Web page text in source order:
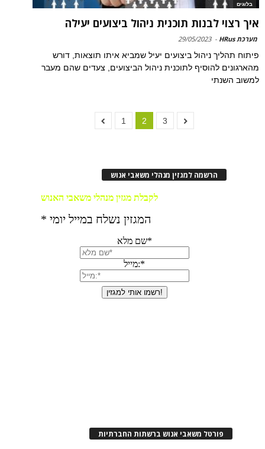
בלוגים
איך רצוי לבנות תוכנית ניהול ביצועים יעילה
מערכת HRus -
29/05/2023
פיתוח תהליך ניהול ביצועים יעיל שמביא איתו תוצאות, דורש
מהארגונים להוסיף לתוכנית ניהול הביצועים, צעדים שהם מעבר
למשוב השנתי
1 2 3
הרשמה למגזין מנהלי משאבי אנוש
פורטל משאבי אנוש ברשתות החברתיות